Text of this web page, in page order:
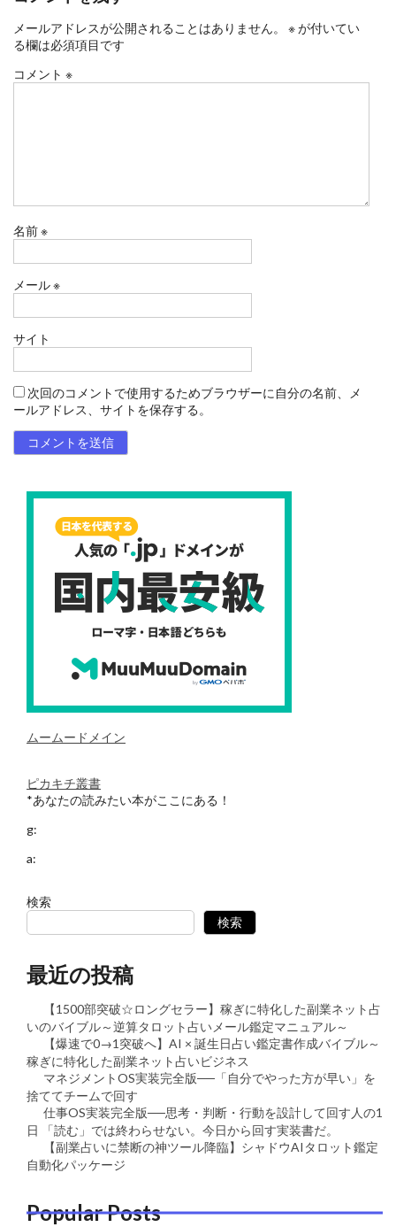
メールアドレスが公開されることはありません。 ※が付いてい
る欄は必須項目です
コメント ※
名前※
メール※
サイト
次回のコメントで使用するためブラウザーに自分の名前、メ
ールアドレス、サイトを保存する。
ムームードメイン
ピカキチ叢書
*あなたの読みたい本がここにある！
g:
a:
検索
検索
最近の投稿
【1500部突破☆ロングセラー】稼ぎに特化した副業ネット占
いのバイブル～逆算タロット占いメール鑑定マニュアル～
【爆速で0→1突破へ】AI × 誕生日占い鑑定書作成バイブル～
稼ぎに特化した副業ネット占いビジネス
マネジメントOS実装完全版──「自分でやった方が早い」を
捨ててチームで回す
仕事OS実装完全版──思考・判断・行動を設計して回す人の1
日 「読む」では終わらせない。今日から回す実装書だ。
【副業占いに禁断の神ツール降臨】シャドウAIタロット鑑定
自動化パッケージ
Popular Posts